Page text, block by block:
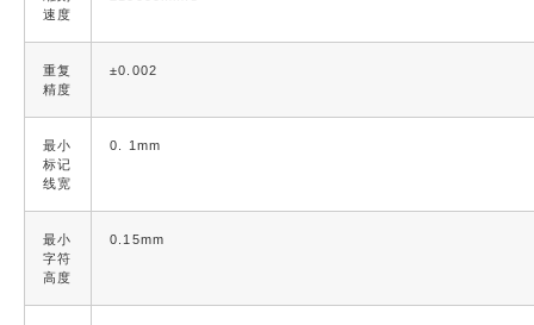
速度
重复
精度
±0.002
最小
标记
线宽
0. 1mm
最小
字符
高度
0.15mm